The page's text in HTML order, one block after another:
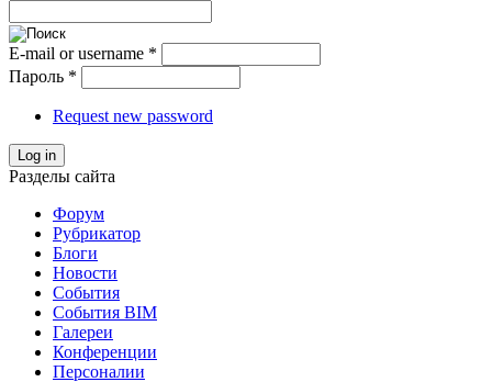
E-mail or username *
Пароль *
Request new password
Log in
Разделы сайта
Форум
Рубрикатор
Блоги
Новости
События
События BIM
Галереи
Конференции
Персоналии